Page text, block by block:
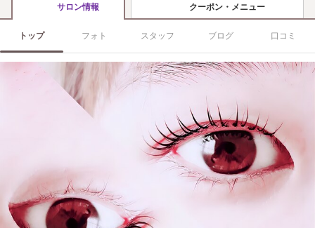
サロン情報 クーポン・メニュー
トップ フォト スタッフ ブログ 口コミ